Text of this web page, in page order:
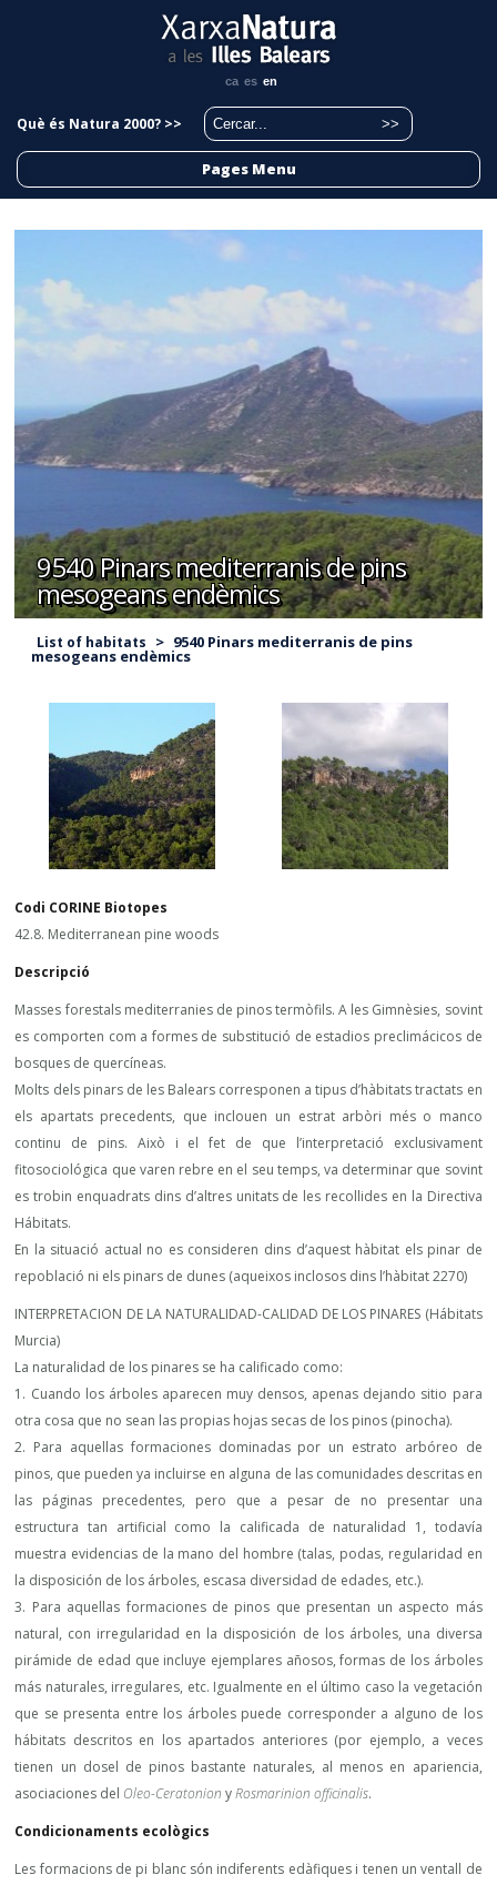
ca es en
Què és Natura 2000? >>
Pages Menu
9540 Pinars mediterranis de pins
mesogeans endèmics
List of habitats > 9540 Pinars mediterranis de pins
mesogeans endèmics
Codi CORINE Biotopes
42.8. Mediterranean pine woods
Descripció
Masses forestals mediterranies de pinos termòfils. A les Gimnèsies, sovint
es comporten com a formes de substitució de estadios preclimácicos de
bosques de quercíneas.
Molts dels pinars de les Balears corresponen a tipus d’hàbitats tractats en
els apartats precedents, que inclouen un estrat arbòri més o manco
continu de pins. Això i el fet de que l’interpretació exclusivament
fitosociológica que varen rebre en el seu temps, va determinar que sovint
es trobin enquadrats dins d’altres unitats de les recollides en la Directiva
Hábitats.
En la situació actual no es consideren dins d’aquest hàbitat els pinar de
repoblació ni els pinars de dunes (aqueixos inclosos dins l’hàbitat 2270)
INTERPRETACION DE LA NATURALIDAD-CALIDAD DE LOS PINARES (Hábitats
Murcia)
La naturalidad de los pinares se ha calificado como:
1. Cuando los árboles aparecen muy densos, apenas dejando sitio para
otra cosa que no sean las propias hojas secas de los pinos (pinocha).
2. Para aquellas formaciones dominadas por un estrato arbóreo de
pinos, que pueden ya incluirse en alguna de las comunidades descritas en
las páginas precedentes, pero que a pesar de no presentar una
estructura tan artificial como la calificada de naturalidad 1, todavía
muestra evidencias de la mano del hombre (talas, podas, regularidad en
la disposición de los árboles, escasa diversidad de edades, etc.).
3. Para aquellas formaciones de pinos que presentan un aspecto más
natural, con irregularidad en la disposición de los árboles, una diversa
pirámide de edad que incluye ejemplares añosos, formas de los árboles
más naturales, irregulares, etc. Igualmente en el último caso la vegetación
que se presenta entre los árboles puede corresponder a alguno de los
hábitats descritos en los apartados anteriores (por ejemplo, a veces
tienen un dosel de pinos bastante naturales, al menos en apariencia,
asociaciones del Oleo-Ceratonion yRosmarinion officinalis.
Condicionaments ecològics
Les formacions de pi blanc són indiferents edàfiques i tenen un ventall de